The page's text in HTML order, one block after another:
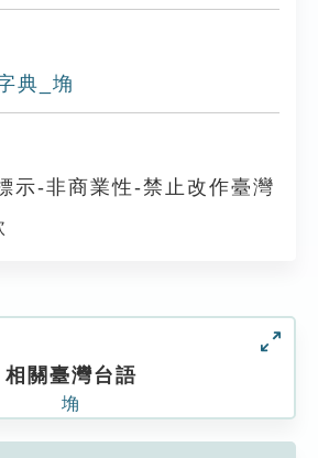
典_埆
示-非商業性-禁止改作臺灣
相關臺灣台語
埆